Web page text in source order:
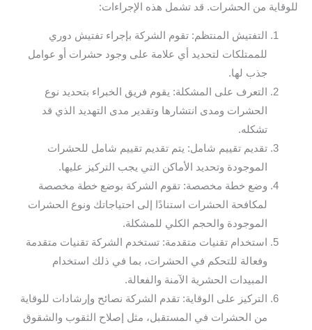
للوقاية من الحشرات. قد تشمل هذه الإجراءات:
التفتيش المنتظم: تقوم الشركة بإجراء تفتيش دوري
للممتلكات لتحديد أي علامة على وجود حشرات أو عوامل
جذب لها.
التعرف على المشكلة: يقوم فريق الخبراء بتحديد نوع
الحشرات ومدى انتشارها وتقدير مدى التهديد الذي قد
تشكله.
تقديم تقييم شامل: يتم تقديم تقييم شامل للحشرات
الموجودة وتحديد الأماكن التي يجب التركيز عليها.
وضع خطة مخصصة: تقوم الشركة بوضع خطة مخصصة
لمكافحة الحشرات استنادًا إلى احتياجاتك ونوع الحشرات
الموجودة والحجم الكلي للمشكلة.
استخدام تقنيات متقدمة: تستخدم الشركة تقنيات متقدمة
وفعالة للتحكم في الحشرات، بما في ذلك استخدام
المبيدات الحشرية الآمنة والفعالة.
التركيز على الوقاية: تقدم الشركة نصائح وإرشادات للوقاية
من الحشرات في المستقبل، مثل إصلاح الثقوب والشقوق